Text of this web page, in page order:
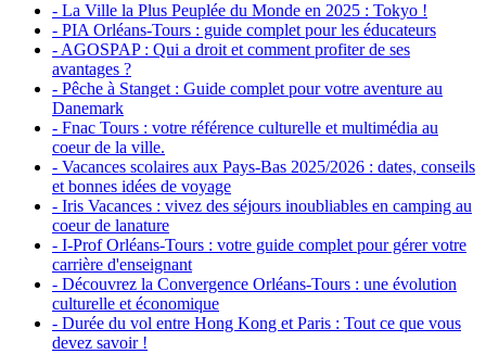
- La Ville la Plus Peuplée du Monde en 2025 : Tokyo !
- PIA Orléans-Tours : guide complet pour les éducateurs
- AGOSPAP : Qui a droit et comment profiter de ses
avantages ?
- Pêche à Stanget : Guide complet pour votre aventure au
Danemark
- Fnac Tours : votre référence culturelle et multimédia au
coeur de la ville.
- Vacances scolaires aux Pays-Bas 2025/2026 : dates, conseils
et bonnes idées de voyage
- Iris Vacances : vivez des séjours inoubliables en camping au
coeur de lanature
- I-Prof Orléans-Tours : votre guide complet pour gérer votre
carrière d'enseignant
- Découvrez la Convergence Orléans-Tours : une évolution
culturelle et économique
- Durée du vol entre Hong Kong et Paris : Tout ce que vous
devez savoir !